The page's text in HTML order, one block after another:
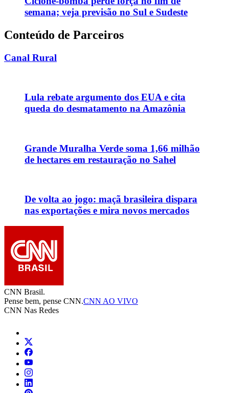
semana; veja previsão no Sul e Sudeste
Conteúdo de Parceiros
Canal Rural
Lula rebate argumento dos EUA e cita
queda do desmatamento na Amazônia
Grande Muralha Verde soma 1,66 milhão
de hectares em restauração no Sahel
De volta ao jogo: maçã brasileira dispara
nas exportações e mira novos mercados
CNN Brasil.
Pense bem, pense CNN.CNN AO VIVO
CNN Nas Redes